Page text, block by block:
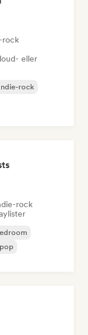
rock
eller
rock
rock